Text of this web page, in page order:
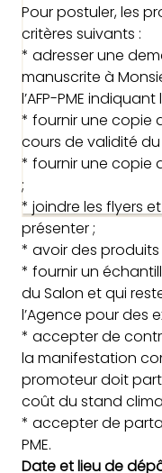
Pour postuler, les
critères suivants :
* adresser une
manuscrite à
l’AFP-PME
* fournir une copie
cours de validité
* fournir une copie
;
* joindre les flyers
présenter ;
* avoir des
* fournir un
du Salon et qui
l’Agence pour des
* accepter de
la manifestation
promoteur doit
coût du stand
* accepter de
PME.
Date et lieu de